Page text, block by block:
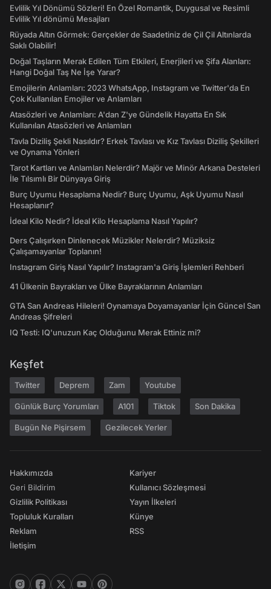
Evlilik Yıl Dönümü Sözleri! En Özel Romantik, Duygusal ve Resimli
Evlilik Yıl dönümü Mesajları
Rüyada Altın Görmek: Gerçekler de Saadetiniz de Çil Çil Altınlarda
Saklı Olabilir!
Doğal Taşların Merak Edilen Tüm Etkileri, Enerjileri ve Şifa Alanları:
Hangi Doğal Taş Ne İşe Yarar?
Emojilerin Anlamları: 2023 WhatsApp, Instagram ve Twitter'da En
Çok Kullanılan Emojiler ve Anlamları
Atasözleri ve Anlamları: A'dan Z'ye Gündelik Hayatta En Sık
Kullanılan Atasözleri ve Anlamları
Tavla Diziliş Şekli Nasıldır? Erkek Tavlası ve Kız Tavlası Diziliş Şekilleri
ve Oynama Yönleri
Tarot Kartları ve Anlamları Nelerdir? Majör ve Minör Arkana Desteleri
İle Tılsımlı Bir Dünyaya Giriş
Burç Uyumu Hesaplama Nedir? Burç Uyumu, Aşk Uyumu Nasıl
Hesaplanır?
İdeal Kilo Nedir? İdeal Kilo Hesaplama Nasıl Yapılır?
Ders Çalışırken Dinlenecek Müzikler Nelerdir? Müziksiz
Çalışamayanlar Toplanın!
Instagram Giriş Nasıl Yapılır? Instagram'a Giriş İşlemleri Rehberi
41 Ülkenin Bayrakları ve Ülke Bayraklarının Anlamları
GTA San Andreas Hileleri! Oynamaya Doyamayanlar İçin Güncel San
Andreas Şifreleri
IQ Testi: IQ'unuzun Kaç Olduğunu Merak Ettiniz mi?
Keşfet
Twitter Deprem Zam Youtube
Günlük Burç Yorumları A101 Tiktok Son Dakika
Bugün Ne Pişirsem Gezilecek Yerler
Hakkımızda
Geri Bildirim
Gizlilik Politikası
Topluluk Kuralları
Reklam
İletişim
Kariyer
Kullanıcı Sözleşmesi
Yayın İlkeleri
Künye
RSS